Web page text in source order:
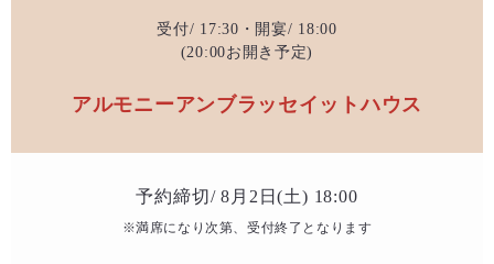
受付/ 17:30・開宴/ 18:00
(20:00お開き予定)
アルモニーアンブラッセイットハウス
予約締切/ 8月2日(土) 18:00
※満席になり次第、受付終了となります